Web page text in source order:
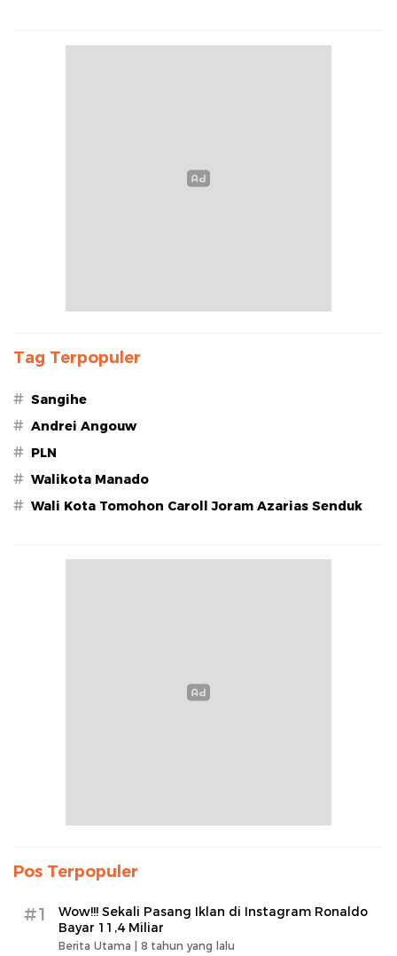
Tag Terpopuler
# Sangihe
# Andrei Angouw
# PLN
# Walikota Manado
# Wali Kota Tomohon Caroll Joram Azarias Senduk
Pos Terpopuler
#1
Wow!!! Sekali Pasang Iklan di Instagram Ronaldo
Bayar 11,4 Miliar
Berita Utama | 8 tahun yang lalu